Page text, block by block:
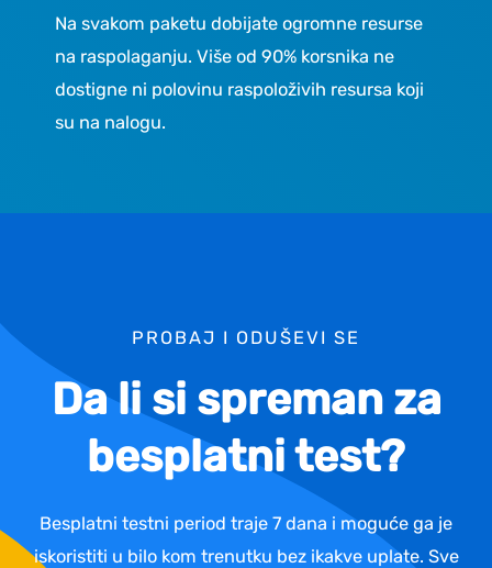
Na svakom paketu dobijate ogromne resurse
na raspolaganju. Više od 90% korsnika ne
dostigne ni polovinu raspoloživih resursa koji
su na nalogu.
PROBAJ I ODUŠEVI SE
Da li si spreman za
besplatni test?
Besplatni testni period traje 7 dana i moguće ga je
iskoristiti u bilo kom trenutku bez ikakve uplate. Sve